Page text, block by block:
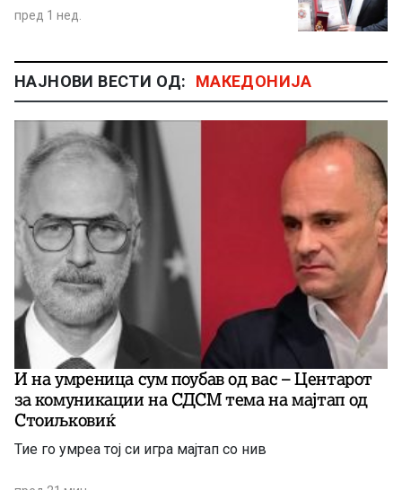
пред 1 нед.
НАЈНОВИ ВЕСТИ ОД: МАКЕДОНИЈА
И на умреница сум поубав од вас – Центарот
за комуникации на СДСМ тема на мајтап од
Стоиљковиќ
Тие го умреа тој си игра мајтап со нив